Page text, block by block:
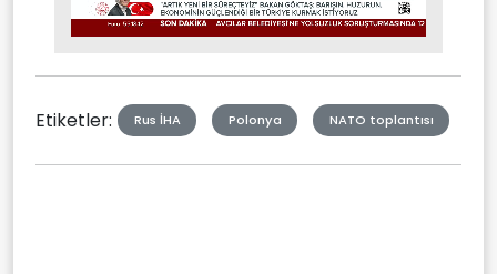
Mute Stream
Etiketler: Rus İHA Polonya NATO toplantısı